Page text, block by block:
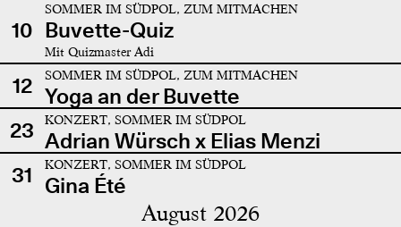
10
SOMMER IM SÜDPOL, ZUM MITMACHEN
Buvette-Quiz
Mit Quizmaster Adi
12 SOMMER IM SÜDPOL, ZUM MITMACHEN
Yoga an der Buvette
23
KONZERT, SOMMER IM SÜDPOL
Adrian Würsch x Elias Menzi
31
KONZERT, SOMMER IM SÜDPOL
Gina Été
August 2026